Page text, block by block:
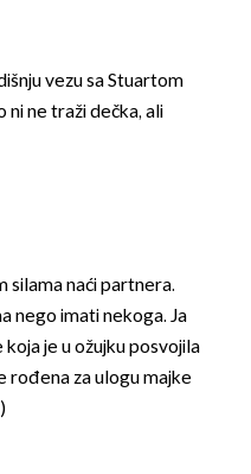
vezu sa Stuartom
ni ne traži dečka, ali
silama naći partnera.
nego imati nekoga. Ja
je u ožujku posvojila
rođena za ulogu majke
OBAVIJESTI